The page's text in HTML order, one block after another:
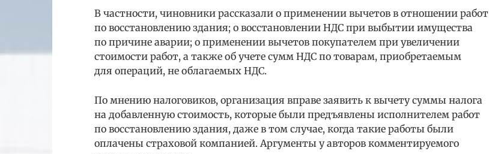
В частности, чиновники рассказали о применении вычетов в отношении работ
по восстановлению здания; о восстановлении НДС при выбытии имущества
по причине аварии; о применении вычетов покупателем при увеличении
стоимости работ, а также об учете сумм НДС по товарам, приобретаемым
для операций, не облагаемых НДС.
По мнению налоговиков, организация вправе заявить к вычету суммы налога
на добавленную стоимость, которые были предъявлены исполнителем работ
по восстановлению здания, даже в том случае, когда такие работы были
оплачены страховой компанией. Аргументы у авторов комментируемого